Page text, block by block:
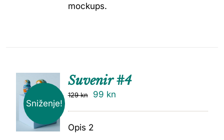
mockups.
Sniženje!
DODAJ
Suvenir #4
129kn 99 kn
Opis 2